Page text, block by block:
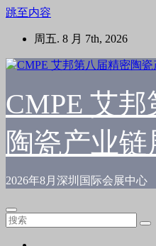
跳至内容
周五. 8 月 7th, 2026
CMPE 艾
陶瓷产业链
2026年8月深圳国际会展中心